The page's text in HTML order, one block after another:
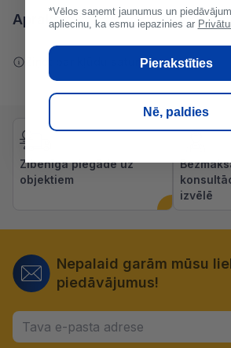
Apraksts
Ziņot par kļūdu saturā
Zibenīga piegāde uz
objektiem
izvēlē
Nepalaid garām mūsu
piedāvājumus!
*Vēlos saņemt jaunumus un
apliecinu, ka esmu iepazinies ar
Pierakstīties
Nē, paldies